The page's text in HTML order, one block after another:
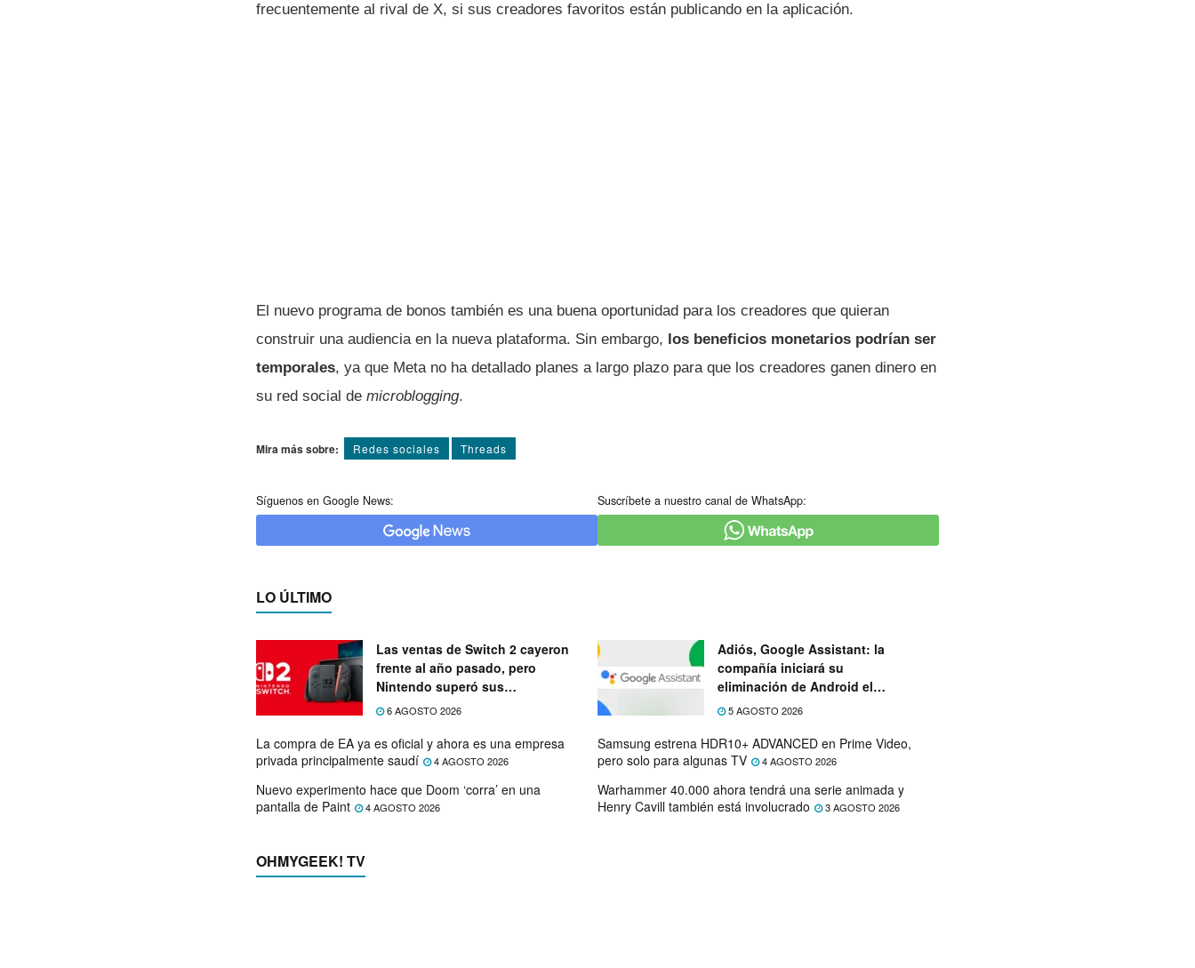
frecuentemente al rival de X, si sus creadores favoritos están publicando en la aplicación.
El nuevo programa de bonos también es una buena oportunidad para los creadores que quieran
construir una audiencia en la nueva plataforma. Sin embargo, los beneficios monetarios podrían ser
temporales, ya que Meta no ha detallado planes a largo plazo para que los creadores ganen dinero en
su red social de microblogging.
Mira más sobre: Redes sociales Threads
Síguenos en Google News: Suscríbete a nuestro canal de WhatsApp:
LO ÚLTIMO
Las ventas de Switch 2 cayeron
frente al año pasado, pero
Nintendo superó sus
expectativas
6 AGOSTO 2026
Adiós, Google Assistant: la
compañía iniciará su
eliminación de Android el
próximo mes
5 AGOSTO 2026
La compra de EA ya es oficial y ahora es una empresa
privada principalmente saudí
4 AGOSTO 2026
Samsung estrena HDR10+ ADVANCED en Prime Video,
pero solo para algunas TV
4 AGOSTO 2026
Nuevo experimento hace que Doom ‘corra’ en una
pantalla de Paint
4 AGOSTO 2026
Warhammer 40.000 ahora tendrá una serie animada y
Henry Cavill también está involucrado
3 AGOSTO 2026
OHMYGEEK! TV